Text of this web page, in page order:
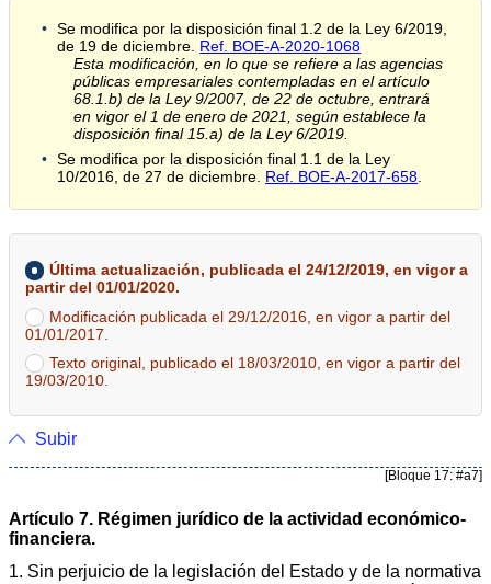
Se modifica por la disposición final 1.2 de la Ley 6/2019,
de 19 de diciembre. Ref. BOE-A-2020-1068
Esta modificación, en lo que se refiere a las agencias
públicas empresariales contempladas en el artículo
68.1.b) de la Ley 9/2007, de 22 de octubre, entrará
en vigor el 1 de enero de 2021, según establece la
disposición final 15.a) de la Ley 6/2019.
Se modifica por la disposición final 1.1 de la Ley
10/2016, de 27 de diciembre. Ref. BOE-A-2017-658.
Última actualización, publicada el 24/12/2019, en vigor a
partir del 01/01/2020.
Modificación publicada el 29/12/2016, en vigor a partir del
01/01/2017.
Texto original, publicado el 18/03/2010, en vigor a partir del
19/03/2010.
Subir
[Bloque 17: #a7]
Artículo 7. Régimen jurídico de la actividad económico-
financiera.
1. Sin perjuicio de la legislación del Estado y de la normativa